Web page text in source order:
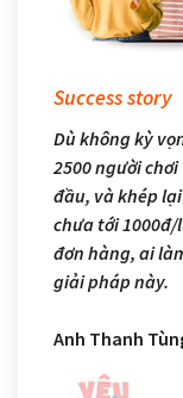
Success story
Dù không kỳ
2500 người
đầu, và khép
chưa tới
đơn hàng, ai
giải pháp này.
Anh Thanh